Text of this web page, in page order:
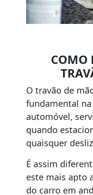
COMO
O travão de
fundamental
automóvel,
quando
quaisquer
É assim
este mais apto
do carro em